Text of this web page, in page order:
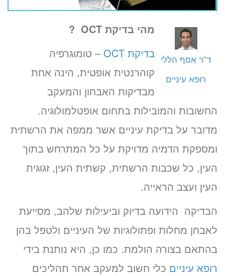
ד”ר אסף הללי
רופא עיניים
מהי בדיקתOCT
?
בדיקת OCT
– טומוגרפיה
קוהרנטית אופטית, הינה אחת
מבדיקות האבחון והמעקב
החשובות והמובילות בתחום אופטלמולוגיה.
מדובר על בדיקת עיניים אשר ממפה את הרשתית
ומספקת הדמיה מדויקת על כל המתרחש בתוך
העין, כל שכבות הרשתית, קשתית העין, זגוגית
העין ועצב הראייה.
הבדיקה הידועה בדיוק וביעילות שלהב, מסייעת
לאבחן מחלות ופתולוגיות של העיניים ולטפל בהן
בהתאם בצורה הולמת. כמו כן, היא נותנת בידי
רופא עיניים כלי חשוב למעקב אחר תהליכים